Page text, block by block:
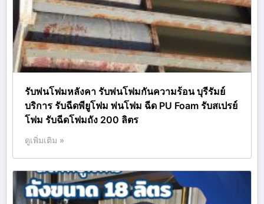
รับพ่นโฟมหลังคา รับพ่นโฟมกันความร้อน บุรีรัมย์
บริการ รับฉีดพียูโฟม พ่นโฟม ฉีด PU Foam รับสเปรย์
โฟม รับฉีดโฟมถัง 200 ลิตร
ดูเพิ่มเติม »